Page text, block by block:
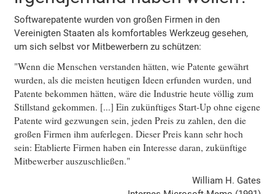
Softwarepatente wurden von großen Firmen in den
Vereinigten Staaten als komfortables Werkzeug gesehen,
um sich selbst vor Mitbewerbern zu schützen:
"Wenn die Menschen verstanden hätten, wie Patente gewährt
wurden, als die meisten heutigen Ideen erfunden wurden, und
Patente bekommen hätten, wäre die Industrie heute völlig zum
Stillstand gekommen. [...] Ein zukünftiges Start-Up ohne eigene
Patente wird gezwungen sein, jeden Preis zu zahlen, den die
großen Firmen ihm auferlegen. Dieser Preis kann sehr hoch
sein: Etablierte Firmen haben ein Interesse daran, zukünftige
Mitbewerber auszuschließen."
William H. Gates